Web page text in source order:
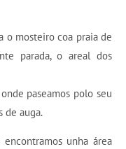
o mosteiro coa praia de
parada, o areal dos
paseamos polo seu
de auga.
unha área